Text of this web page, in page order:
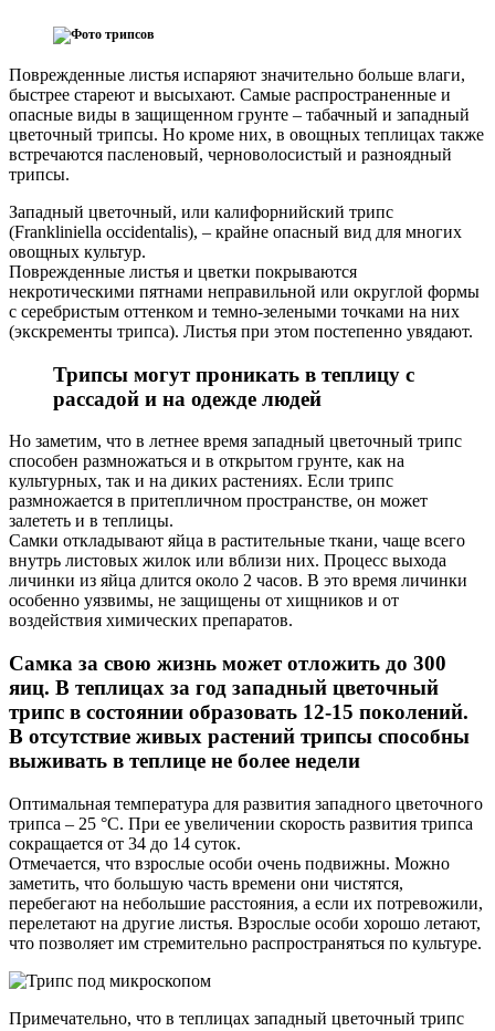
Поврежденные листья испаряют значительно больше влаги,
быстрее стареют и высыхают. Самые распространенные и
опасные виды в защищенном грунте – табачный и западный
цветочный трипсы. Но кроме них, в овощных теплицах также
встречаются пасленовый, черноволосистый и разноядный
трипсы.
Западный цветочный, или калифорнийский трипс
(Frankliniella occidentalis), – крайне опасный вид для многих
овощных культур.
Поврежденные листья и цветки покрываются
некротическими пятнами неправильной или округлой формы
с серебристым оттенком и темно-зелеными точками на них
(экскременты трипса). Листья при этом постепенно увядают.
Трипсы могут проникать в теплицу с
рассадой и на одежде людей
Но заметим, что в летнее время западный цветочный трипс
способен размножаться и в открытом грунте, как на
культурных, так и на диких растениях. Если трипс
размножается в притепличном пространстве, он может
залететь и в теплицы.
Самки откладывают яйца в растительные ткани, чаще всего
внутрь листовых жилок или вблизи них. Процесс выхода
личинки из яйца длится около 2 часов. В это время личинки
особенно уязвимы, не защищены от хищников и от
воздействия химических препаратов.
Самка за свою жизнь может отложить до 300
яиц. В теплицах за год западный цветочный
трипс в состоянии образовать 12-15 поколений.
В отсутствие живых растений трипсы способны
выживать в теплице не более недели
Оптимальная температура для развития западного цветочного
трипса – 25 °C. При ее увеличении скорость развития трипса
сокращается от 34 до 14 суток.
Отмечается, что взрослые особи очень подвижны. Можно
заметить, что большую часть времени они чистятся,
перебегают на небольшие расстояния, а если их потревожили,
перелетают на другие листья. Взрослые особи хорошо летают,
что позволяет им стремительно распространяться по культуре.
Примечательно, что в теплицах западный цветочный трипс